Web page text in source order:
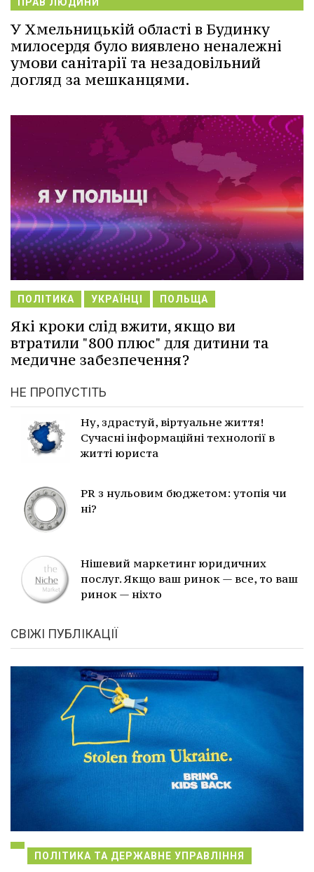
У Хмельницькій області в Будинку
милосердя було виявлено неналежні
умови санітарії та незадовільний
догляд за мешканцями.
ПОЛІТИКА УКРАЇНЦІ ПОЛЬЩА
Які кроки слід вжити, якщо ви
втратили "800 плюс" для дитини та
медичне забезпечення?
НЕ ПРОПУСТІТЬ
Ну, здрастуй, віртуальне життя!
Сучасні інформаційні технології в
житті юриста
PR з нульовим бюджетом: утопія чи
ні?
Нішевий маркетинг юридичних
послуг. Якщо ваш ринок — все, то ваш
ринок — ніхто
СВІЖІ ПУБЛІКАЦІЇ
ПОЛІТИКА ТА ДЕРЖАВНЕ УПРАВЛІННЯ